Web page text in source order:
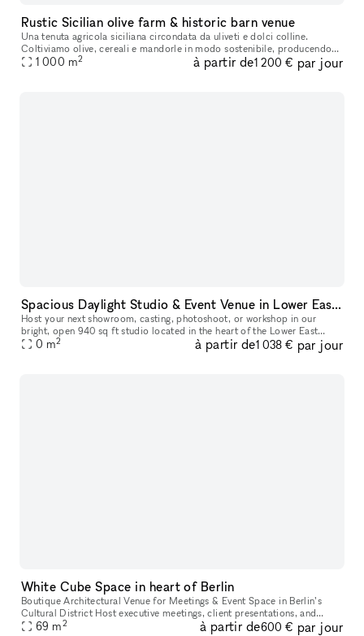
Rustic Sicilian olive farm & historic barn venue
Una tenuta agricola siciliana circondata da uliveti e dolci colline.
Coltiviamo olive, cereali e mandorle in modo sostenibile, producendo
olio d’oliva spremuto a freddo e raccolto a mano. Il fienile
1 000 m2 à partir de1 200 € par jour
Spacious Daylight Studio & Event Venue in Lower East Side
Host your next showroom, casting, photoshoot, or workshop in our
bright, open 940 sq ft studio located in the heart of the Lower East
Side. The space easily welcomes up to 45 guests and offers a flex
0 m2 à partir de1 038 € par jour
White Cube Space in heart of Berlin
Boutique Architectural Venue for Meetings & Event Space in Berlin’s
Cultural District Host executive meetings, client presentations, and
leadership workshops in a distinctive architectural gallery s
69 m2 à partir de600 € par jour